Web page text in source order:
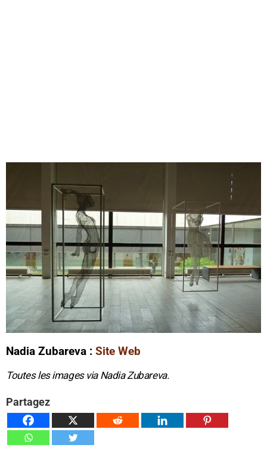
Nadia Zubareva : Site Web
Toutes les images via Nadia Zubareva.
Partagez